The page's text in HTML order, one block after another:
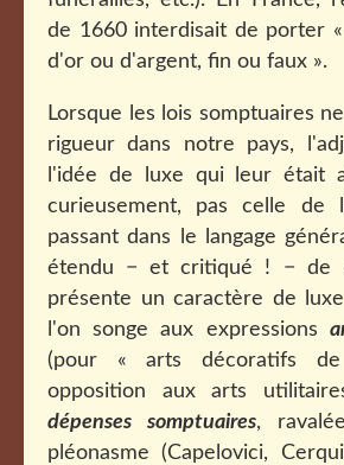
de 1660 interdisait de porter
d'or ou d'argent, fin ou faux ».
Lorsque les lois somptuaires
rigueur dans notre pays,
l'idée de luxe qui leur était
curieusement, pas celle de
passant dans le langage
étendu − et critiqué ! − de
présente un caractère de
l'on songe aux expressions
(pour « arts décoratifs
opposition aux arts
dépenses somptuaires,
pléonasme (Capelovici,